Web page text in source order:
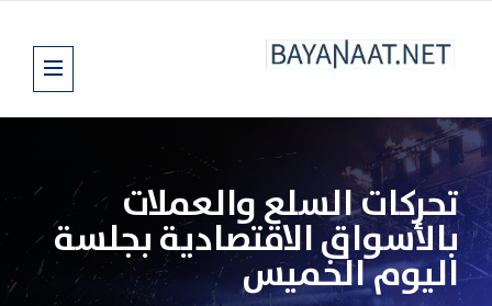
تحركات السلع والعملات
بالأسواق الاقتصادية بجلسة
اليوم الخميس